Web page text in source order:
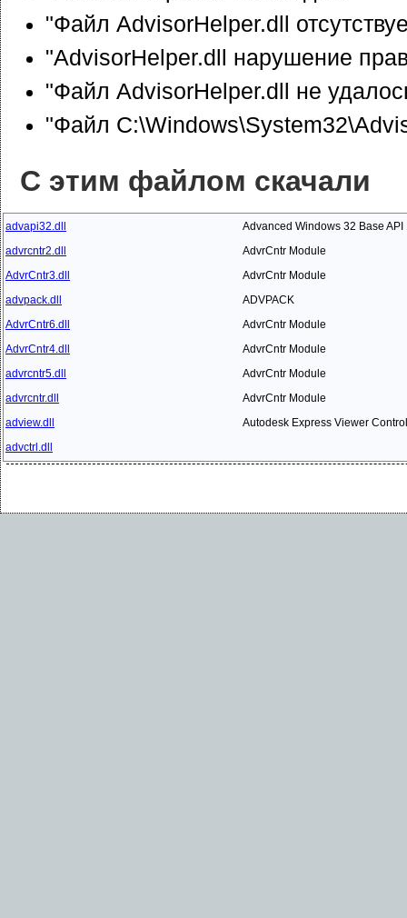
"Файл AdvisorHelper.dll
"AdvisorHelper.dll нарушение
"Файл AdvisorHelper.dll не
"Файл
С этим файлом скачали
advapi32.dll
Advanced Windows 32 Base API
advrcntr2.dll
AdvrCntr Module
AdvrCntr3.dll
AdvrCntr Module
advpack.dll
ADVPACK
AdvrCntr6.dll
AdvrCntr Module
AdvrCntr4.dll
AdvrCntr Module
advrcntr5.dll
AdvrCntr Module
advrcntr.dll
AdvrCntr Module
adview.dll
Autodesk Express Viewer Control
advctrl.dll